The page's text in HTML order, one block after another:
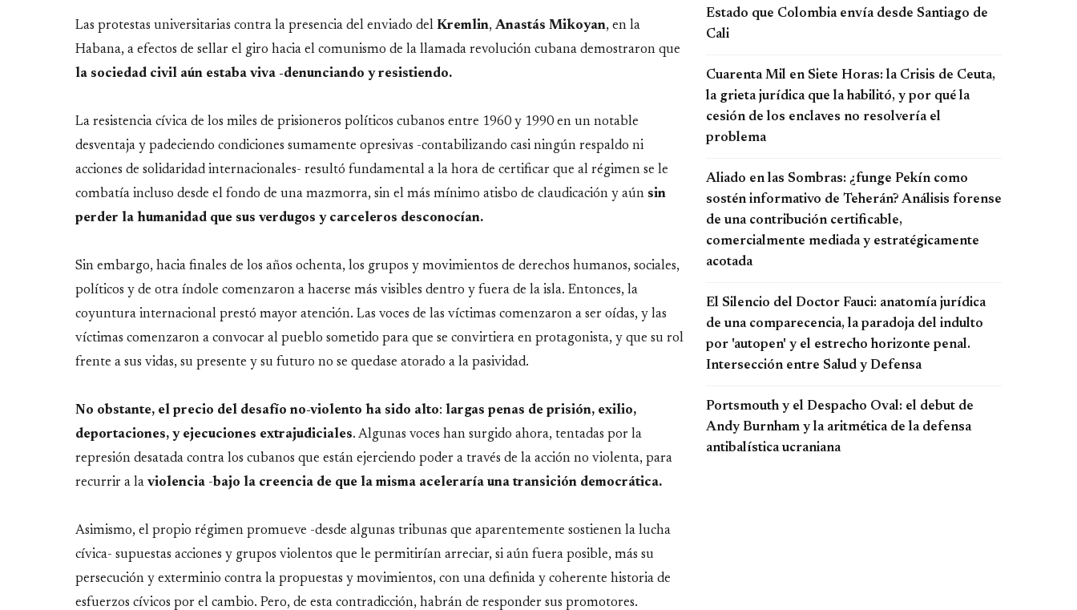
Las protestas universitarias contra la presencia del enviado del Kremlin, Anastás Mikoyan, en la
Habana, a efectos de sellar el giro hacia el comunismo de la llamada revolución cubana demostraron que
la sociedad civil aún estaba viva -denunciando y resistiendo.
La resistencia cívica de los miles de prisioneros políticos cubanos entre 1960 y 1990 en un notable
desventaja y padeciendo condiciones sumamente opresivas -contabilizando casi ningún respaldo ni
acciones de solidaridad internacionales- resultó fundamental a la hora de certificar que al régimen se le
combatía incluso desde el fondo de una mazmorra, sin el más mínimo atisbo de claudicación y aún sin
perder la humanidad que sus verdugos y carceleros desconocían.
Sin embargo, hacia finales de los años ochenta, los grupos y movimientos de derechos humanos, sociales,
políticos y de otra índole comenzaron a hacerse más visibles dentro y fuera de la isla. Entonces, la
coyuntura internacional prestó mayor atención. Las voces de las víctimas comenzaron a ser oídas, y las
víctimas comenzaron a convocar al pueblo sometido para que se convirtiera en protagonista, y que su rol
frente a sus vidas, su presente y su futuro no se quedase atorado a la pasividad.
No obstante, el precio del desafío no-violento ha sido alto: largas penas de prisión, exilio,
deportaciones, y ejecuciones extrajudiciales. Algunas voces han surgido ahora, tentadas por la
represión desatada contra los cubanos que están ejerciendo poder a través de la acción no violenta, para
recurrir a la violencia -bajo la creencia de que la misma aceleraría una transición democrática.
Asimismo, el propio régimen promueve -desde algunas tribunas que aparentemente sostienen la lucha
cívica- supuestas acciones y grupos violentos que le permitirían arreciar, si aún fuera posible, más su
persecución y exterminio contra la propuestas y movimientos, con una definida y coherente historia de
esfuerzos cívicos por el cambio. Pero, de esta contradicción, habrán de responder sus promotores.
Estado que Colombia envía desde Santiago de
Cali
Cuarenta Mil en Siete Horas: la Crisis de Ceuta,
la grieta jurídica que la habilitó, y por qué la
cesión de los enclaves no resolvería el
problema
Aliado en las Sombras: ¿funge Pekín como
sostén informativo de Teherán? Análisis forense
de una contribución certificable,
comercialmente mediada y estratégicamente
acotada
El Silencio del Doctor Fauci: anatomía jurídica
de una comparecencia, la paradoja del indulto
por 'autopen' y el estrecho horizonte penal.
Intersección entre Salud y Defensa
Portsmouth y el Despacho Oval: el debut de
Andy Burnham y la aritmética de la defensa
antibalística ucraniana